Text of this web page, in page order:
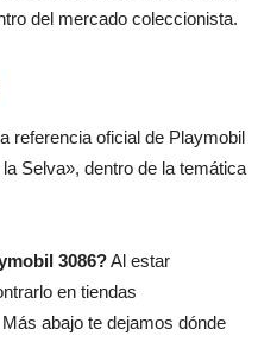
del mercado coleccionista.
referencia oficial de Playmobil
Selva», dentro de la temática
3086?Al estar
en tiendas
abajo te dejamos dónde